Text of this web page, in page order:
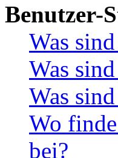
Benutzer-
Was
Was
Was
Wo
bei?